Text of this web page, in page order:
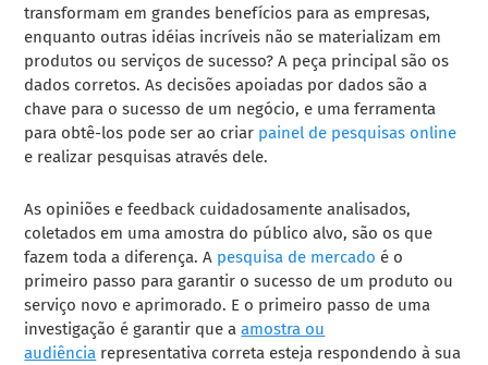
transformam em grandes benefícios para as empresas,
enquanto outras idéias incríveis não se materializam em
produtos ou serviços de sucesso?A peça principal são os
dados corretos. As decisões apoiadas por dados são a
chave para o sucesso de um negócio, e uma ferramenta
para obtê-los pode ser ao criar painel de pesquisas online
e realizar pesquisas através dele.
As opiniões e feedback cuidadosamente analisados,
coletados em uma amostra do público alvo, são os que
fazem toda a diferença. A pesquisa de mercado é o
primeiro passo para garantir o sucesso de um produto ou
serviço novo e aprimorado. E o primeiro passo de uma
investigação é garantir que aamostra ou
audiência representativa correta esteja respondendo à sua